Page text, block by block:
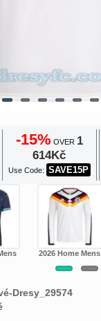
-15% OVER 1
614Kč
Use Code: SAVE15P
2026 Home Mens
Dresy_29574